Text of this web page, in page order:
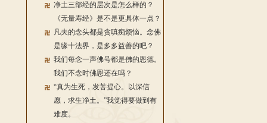
净土三部经的层次是怎么样的？
《无量寿经》是不是更具体一点？
凡夫的念头都是贪嗔痴烦恼。念佛
是缘十法界，是多多益善的吧？
我们每念一声佛号都是佛的恩德。
我们不念时佛恩还在吗？
“真为生死，发菩提心。以深信
愿，求生净土。”我觉得要做到有
难度。